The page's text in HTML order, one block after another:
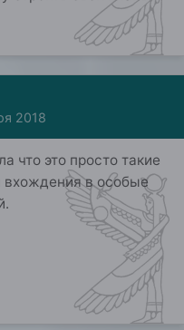
2018
что это просто такие
вхождения в особые